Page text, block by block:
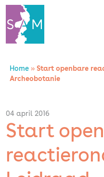
Home
Contact
SAM
Actueel
Home » Start openbare
Archeobotanie
04 april 2016
Start